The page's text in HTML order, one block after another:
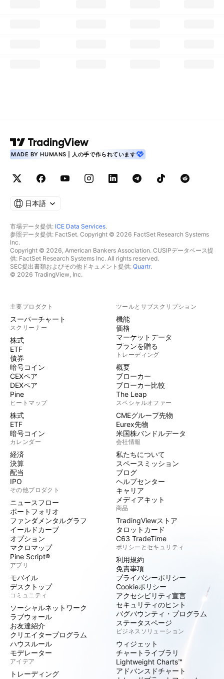
MADE BY HUMANS | 人の手で作られています
日本語
市場データ提供: ICE Data Services.
参照データ提供: FactSet. Copyright © 2026 FactSet Research Systems
Inc.
Copyright © 2026, American Bankers Association. CUSIPデータベース提
供: FactSet Research Systems Inc. All rights reserved.
SEC提出書類およびその他ドキュメント提供: Quartr.
© 2026 TradingView, Inc.
主要プロダクト
スーパーチャート
スクリーナー
株式
ETF
債券
暗号コイン
CEXペア
DEXペア
Pine
ヒートマップ
株式
ETF
暗号コイン
カレンダー
経済
決算
配当
IPO
その他プロダクト
ニュースフロー
ポートフォリオ
ファンダメンタルグラフ
イールドカーブ
オプション
マクロマップ
Pine Script®
アプリ
モバイル
デスクトップ
コミュニティ
ソーシャルネットワーク
ラブウォール
お友達紹介
クリエイタープログラム
ハウスルール
モデレーター
アイデア
トレーディング
ツールとサブスクリプション
機能
価格
マーケットデータ
プランを贈る
トレーディング
概要
ブローカー
ブローカー比較
The Leap
スペシャルオファー
CMEグループ先物
Eurex先物
米国株バンドルデータ
会社情報
私たちについて
スペースミッション
ブログ
ヘルプセンター
キャリア
メディアキット
商品
TradingViewストア
タロットカード
C63 TradeTime
ポリシーとセキュリティ
利用規約
免責事項
プライバシーポリシー
Cookieポリシー
アクセシビリティ宣言
セキュリティのヒント
バグバウンティ・プログラム
ステータスページ
ビジネスソリューション
ウィジェット
チャートライブラリ
Lightweight Charts™
アドバンスドチャート